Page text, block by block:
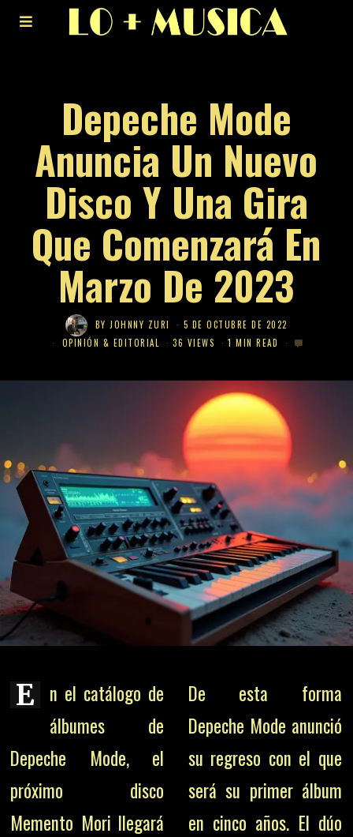
Depeche Mode
Anuncia Un Nuevo
Disco Y Una Gira
Que Comenzará En
Marzo De 2023
BYJOHNNY ZURI
5 DE OCTUBRE DE 2022
OPINIÓN & EDITORIAL
36 VIEWS 1 MIN READ
E n el catálogo de
álbumes de
Depeche Mode, el
próximo disco
Memento Mori llegará
De esta forma
Depeche Mode anunció
su regreso con el que
será su primer álbum
en cinco años. El dúo